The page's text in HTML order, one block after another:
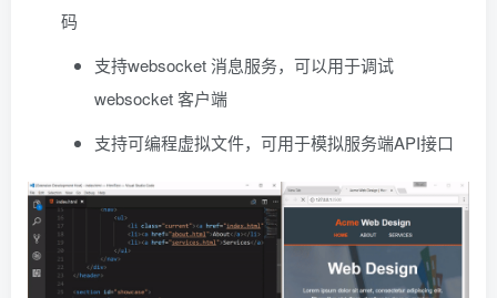
码
支持websocket 消息服务，可以用于调试
websocket 客户端
支持可编程虚拟文件，可用于模拟服务端API接口